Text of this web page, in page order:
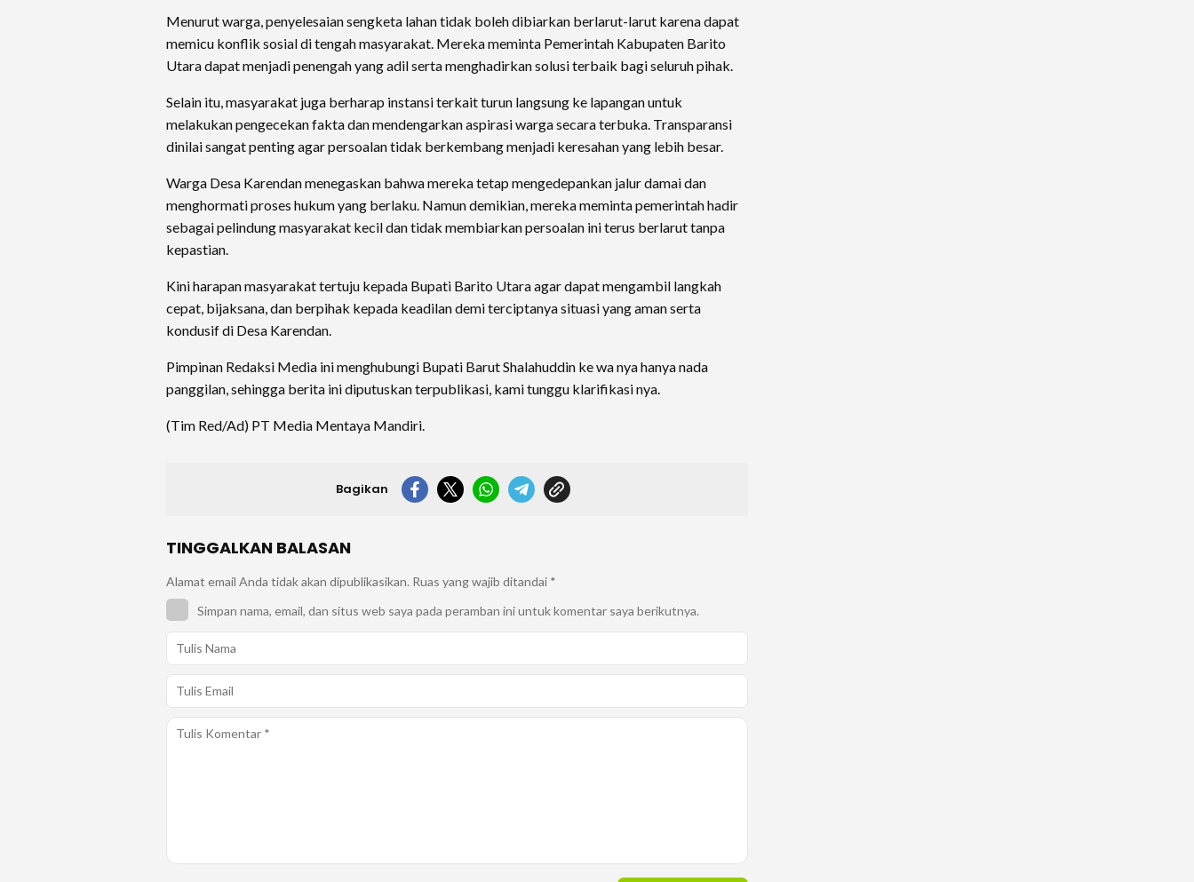
Menurut warga, penyelesaian sengketa lahan tidak boleh dibiarkan berlarut-larut karena dapat
memicu konflik sosial di tengah masyarakat. Mereka meminta Pemerintah Kabupaten Barito
Utara dapat menjadi penengah yang adil serta menghadirkan solusi terbaik bagi seluruh pihak.
Selain itu, masyarakat juga berharap instansi terkait turun langsung ke lapangan untuk
melakukan pengecekan fakta dan mendengarkan aspirasi warga secara terbuka. Transparansi
dinilai sangat penting agar persoalan tidak berkembang menjadi keresahan yang lebih besar.
Warga Desa Karendan menegaskan bahwa mereka tetap mengedepankan jalur damai dan
menghormati proses hukum yang berlaku. Namun demikian, mereka meminta pemerintah hadir
sebagai pelindung masyarakat kecil dan tidak membiarkan persoalan ini terus berlarut tanpa
kepastian.
Kini harapan masyarakat tertuju kepada Bupati Barito Utara agar dapat mengambil langkah
cepat, bijaksana, dan berpihak kepada keadilan demi terciptanya situasi yang aman serta
kondusif di Desa Karendan.
Pimpinan Redaksi Media ini menghubungi Bupati Barut Shalahuddin ke wa nya hanya nada
panggilan, sehingga berita ini diputuskan terpublikasi, kami tunggu klarifikasi nya.
(Tim Red/Ad) PT Media Mentaya Mandiri.
Bagikan
TINGGALKAN BALASAN
Alamat email Anda tidak akan dipublikasikan. Ruas yang wajib ditandai *
Simpan nama, email, dan situs web saya pada peramban ini untuk komentar saya berikutnya.